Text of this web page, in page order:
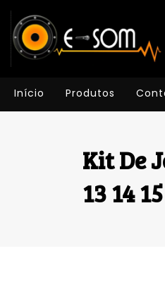
Início Produtos
Kit De
13 14 15